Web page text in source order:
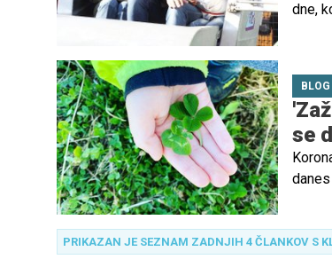
dne,
od oči
BLOG
se
PRIKAZAN JE SEZNAM ZADNJIH 4 ČLANKOV S